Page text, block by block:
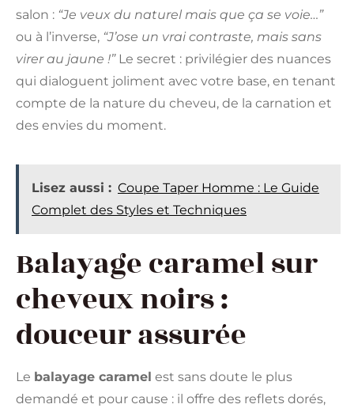
salon : “Je veux du naturel mais que ça se voie…”
ou à l’inverse, “J’ose un vrai contraste, mais sans
virer au jaune !”Le secret : privilégier des nuances
qui dialoguent joliment avec votre base, en tenant
compte de la nature du cheveu, de la carnation et
des envies du moment.
Lisez aussi : Coupe Taper Homme : Le Guide
Complet des Styles et Techniques
Balayage caramel sur
cheveux noirs :
douceur assurée
Le balayage caramel est sans doute le plus
demandé et pour cause : il offre des reflets dorés,